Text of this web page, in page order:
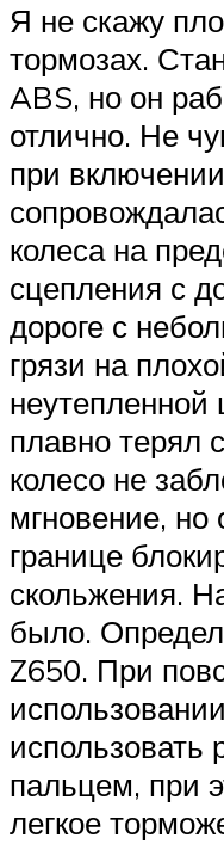
Я не скажу
тормозах.
ABS, но он
отлично. Не
при
колеса на
сцепления с
дороге с
грязи на
плавно терял
колесо не
мгновение, но
границе
скольжения.
было.
Z650. При
использовать
пальцем, при
легкое